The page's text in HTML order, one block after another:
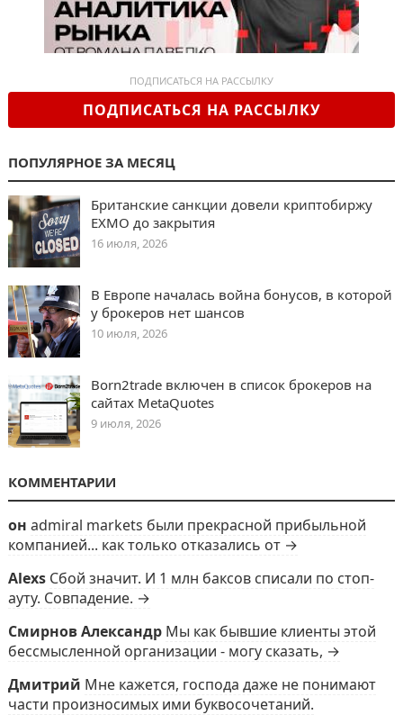
ПОДПИСАТЬСЯ НА РАССЫЛКУ
ПОДПИСАТЬСЯ НА РАССЫЛКУ
ПОПУЛЯРНОЕ ЗА МЕСЯЦ
Британские санкции довели криптобиржу
EXMO до закрытия
16 июля, 2026
В Европе началась война бонусов, в которой
у брокеров нет шансов
10 июля, 2026
Born2trade включен в список брокеров на
сайтах MetaQuotes
9 июля, 2026
КОММЕНТАРИИ
он admiral markets были прекрасной прибыльной
компанией... как только отказались от →
Alexs Сбой значит. И 1 млн баксов списали по стоп-
ауту. Совпадение. →
Смирнов Александр Мы как бывшие клиенты этой
бессмысленной организации - могу сказать, →
Дмитрий Мне кажется, господа даже не понимают
части произносимых ими буквосочетаний.